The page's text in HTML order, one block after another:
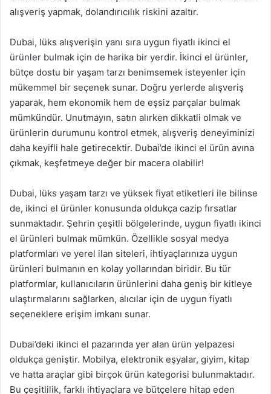
alışveriş yapmak, dolandırıcılık riskini azaltır.
Dubai, lüks alışverişin yanı sıra uygun fiyatlı ikinci el
ürünler bulmak için de harika bir yerdir. İkinci el ürünler,
bütçe dostu bir yaşam tarzı benimsemek isteyenler için
mükemmel bir seçenek sunar. Doğru yerlerde alışveriş
yaparak, hem ekonomik hem de eşsiz parçalar bulmak
mümkündür. Unutmayın, satın alırken dikkatli olmak ve
ürünlerin durumunu kontrol etmek, alışveriş deneyiminizi
daha keyifli hale getirecektir. Dubai’de ikinci el ürün avına
çıkmak, keşfetmeye değer bir macera olabilir!
Dubai, lüks yaşam tarzı ve yüksek fiyat etiketleri ile bilinse
de, ikinci el ürünler konusunda oldukça cazip fırsatlar
sunmaktadır. Şehrin çeşitli bölgelerinde, uygun fiyatlı ikinci
el ürünleri bulmak mümkün. Özellikle sosyal medya
platformları ve yerel ilan siteleri, ihtiyaçlarınıza uygun
ürünleri bulmanın en kolay yollarından biridir. Bu tür
platformlar, kullanıcıların ürünlerini daha geniş bir kitleye
ulaştırmalarını sağlarken, alıcılar için de uygun fiyatlı
seçeneklere erişim imkanı sunar.
Dubai’deki ikinci el pazarında yer alan ürün yelpazesi
oldukça geniştir. Mobilya, elektronik eşyalar, giyim, kitap
ve hatta araçlar gibi birçok ürün kategorisi bulunmaktadır.
Bu çeşitlilik, farklı ihtiyaçlara ve bütçelere hitap eden